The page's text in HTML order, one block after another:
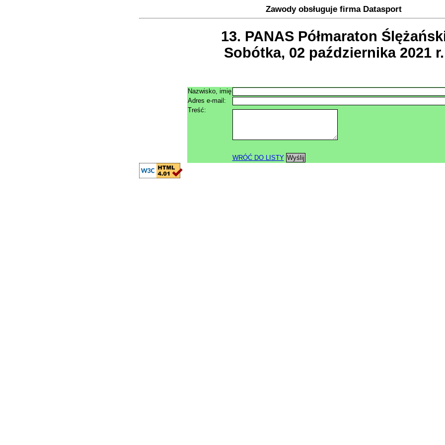
Zawody obsługuje firma Datasport
13. PANAS Półmaraton
Sobótka, 02 października 2021 r.
Nazwisko, imię
Adres e-mail:
Treść:
WRÓĆ DO LISTY